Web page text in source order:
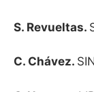
S. Revueltas.
C. Chávez.